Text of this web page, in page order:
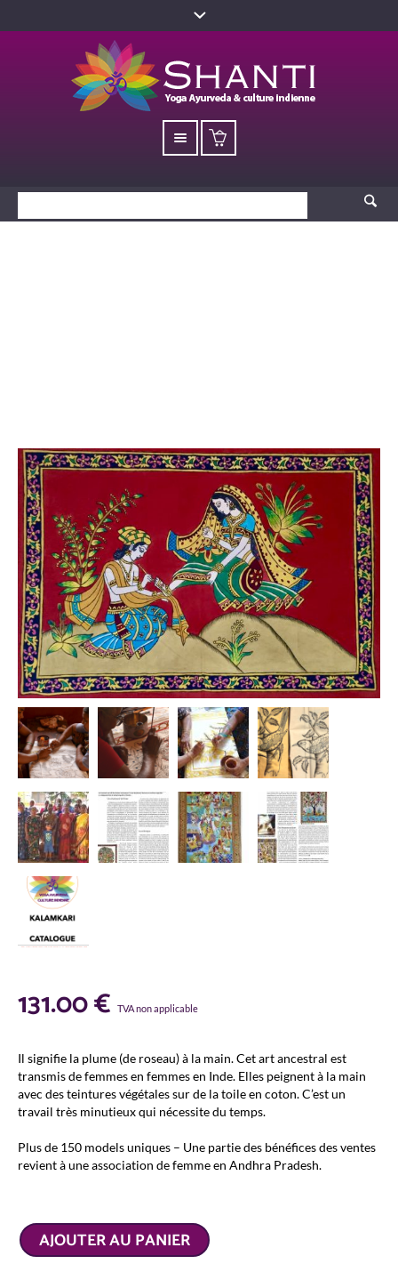
131.00€ TVA non applicable
Il signifie la plume (de roseau) à la main. Cet art ancestral est
transmis de femmes en femmes en Inde. Elles peignent à la main
avec des teintures végétales sur de la toile en coton. C’est un
travail très minutieux qui nécessite du temps.
Plus de 150 models uniques – Une partie des bénéfices des ventes
revient à une association de femme en Andhra Pradesh.
AJOUTER AU PANIER